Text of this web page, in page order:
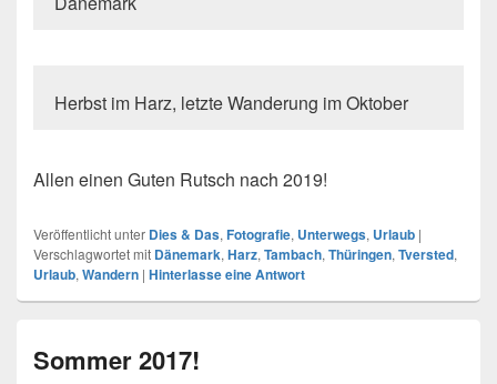
Herbst im Harz, letzte Wanderung im Oktober
Allen einen Guten Rutsch nach 2019!
Veröffentlicht unter Dies & Das, Fotografie, Unterwegs, Urlaub |
Verschlagwortet mit Dänemark, Harz, Tambach, Thüringen, Tversted,
Urlaub, Wandern | Hinterlasse eine Antwort
Sommer 2017!